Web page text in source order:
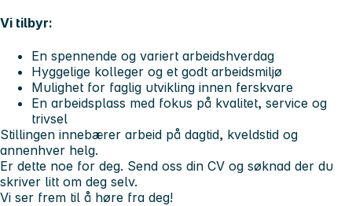
Vi tilbyr:
En spennende og variert arbeidshverdag
Hyggelige kolleger og et godt arbeidsmiljø
Mulighet for faglig utvikling innen ferskvare
En arbeidsplass med fokus på kvalitet, service og
trivsel
Stillingen innebærer arbeid på dagtid, kveldstid og
annenhver helg.
Er dette noe for deg. Send oss din CV og søknad der du
skriver litt om deg selv.
Vi ser frem til å høre fra deg!